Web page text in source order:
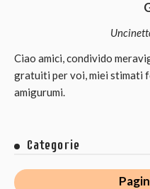
Ciao amici, condivido
gratuiti per voi, miei stimati
amigurumi.
Categorie